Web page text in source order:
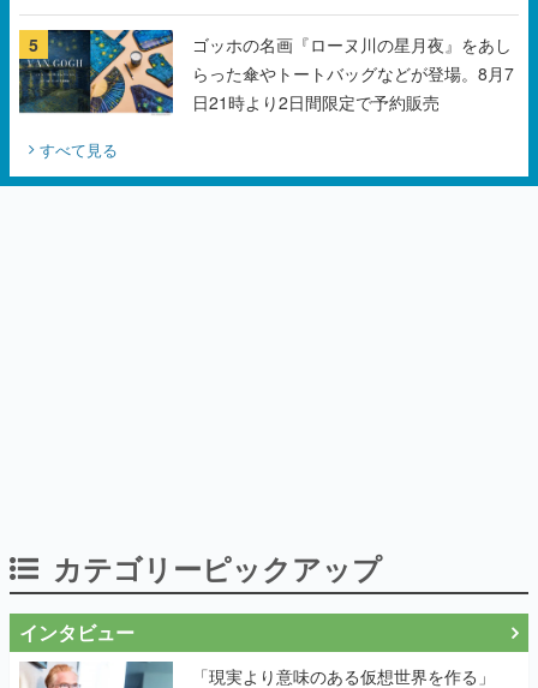
日21時より2日間限定で予約販売
すべて見る
「現実より意味のある仮想世界を作る」
──『EVE Online』の生みの親が18年掲げ
く本気だった